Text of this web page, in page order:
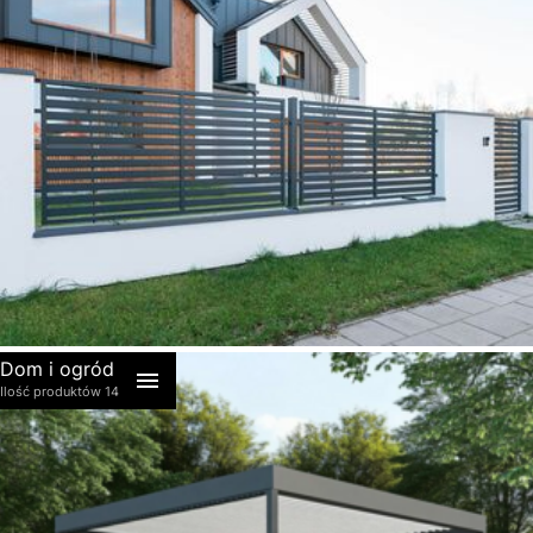
akcesoria
Dom i ogród
Ilość produktów 14